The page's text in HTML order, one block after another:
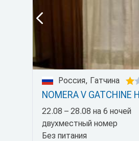
Россия, Гатчина
NOMERA V GATCHINE
22.08 – 28.08 на 6 ночей
двухместный номер
Без питания